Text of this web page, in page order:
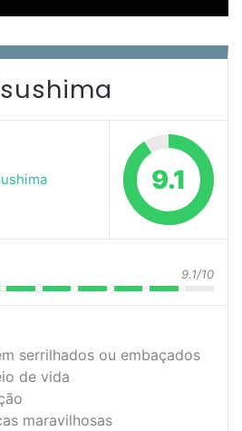
9.1
9.1/10
serrilhados ou embaçados
de vida
maravilhosas